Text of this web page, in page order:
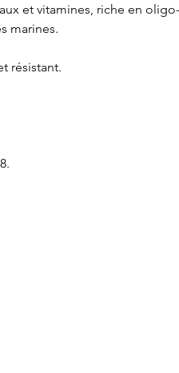
et vitamines, riche en
marines.
résistant.